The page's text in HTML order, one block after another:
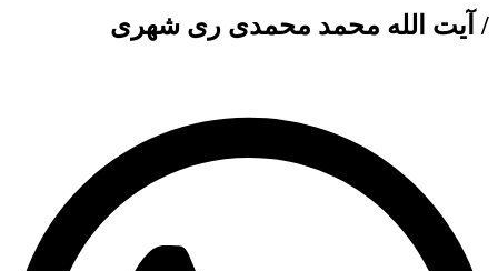
/ آیت الله محمد محمدی ری شهری